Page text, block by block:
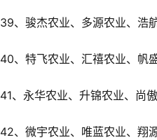
39、骏杰农业、多源农业、浩
40、特飞农业、汇禧农业、帆
41、永华农业、升锦农业、尚
42、微宇农业、唯蓝农业、翔